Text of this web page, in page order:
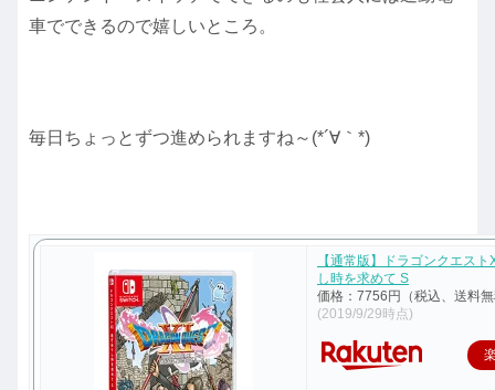
車でできるので嬉しいところ。
毎日ちょっとずつ進められますね～(*´∀｀*)
【通常版】ドラゴンクエス
し時を求めて S
価格：7756円（税込、送料
(2019/9/29時点)